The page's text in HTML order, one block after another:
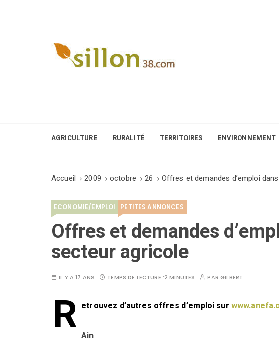
AGRICULTURE RURALITÉ TERRITOIRES ENVIRONNEMENT
Accueil 2009 octobre 26 Offres et demandes d’emploi
ECONOMIE/EMPLOI PETITES ANNONCES
Offres et demandes
secteur agricole
IL Y A 17 ANS TEMPS DE LECTURE :2 MINUTES PARGILBERT
R etrouvez d’autres offres d’emploi sur
Ain